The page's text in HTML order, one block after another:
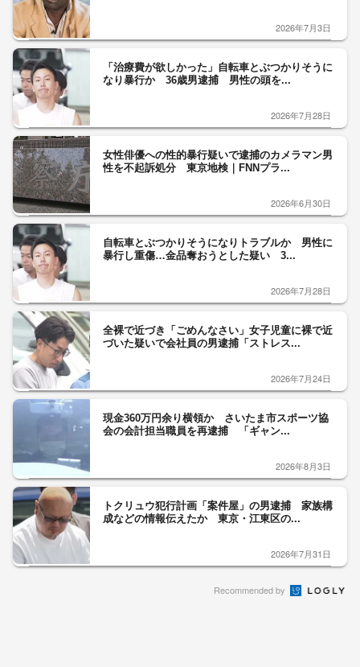
2026年7月3日
「治療費が欲しかった」自転車とぶつかりそうに
なり暴行か 36歳男逮捕 男性の頭を...
2026年7月28日
女性俳優への性的暴行疑いで逮捕のカメラマン男
性を不起訴処分 東京地検｜FNNプラ...
2026年6月30日
自転車とぶつかりそうになりトラブルか 男性に
暴行し重傷…金品奪おうとした疑い 3...
2026年7月28日
全裸で近づき「ごめんなさい」女子児童に裸で近
づいた疑いで会社員の男逮捕「ストレス...
2026年7月24日
現金360万円余り横領か さいたま市スポーツ協
会の会計担当職員を再逮捕 「ギャン...
2026年8月3日
トクリュウ犯行計画「案件屋」の男逮捕 家族構
成などの情報伝えたか 東京・江東区の...
2026年7月31日
Recommended by